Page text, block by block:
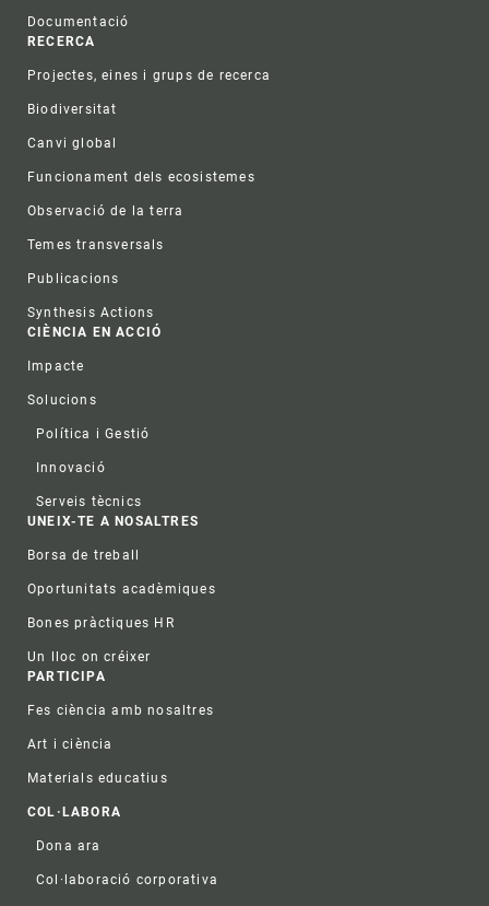
Documentació
RECERCA
Projectes, eines i grups de recerca
Biodiversitat
Canvi global
Funcionament dels ecosistemes
Observació de la terra
Temes transversals
Publicacions
Synthesis Actions
CIÈNCIA EN ACCIÓ
Impacte
Solucions
Política i Gestió
Innovació
Serveis tècnics
UNEIX-TE A NOSALTRES
Borsa de treball
Oportunitats acadèmiques
Bones pràctiques HR
Un lloc on créixer
PARTICIPA
Fes ciència amb nosaltres
Art i ciència
Materials educatius
COL·LABORA
Dona ara
Col·laboració corporativa